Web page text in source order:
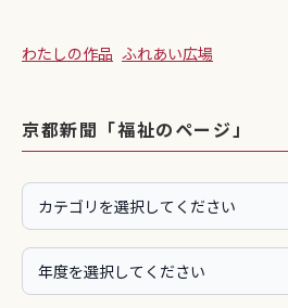
わたしの作品 ふれあい広場
京都新聞「福祉のページ」